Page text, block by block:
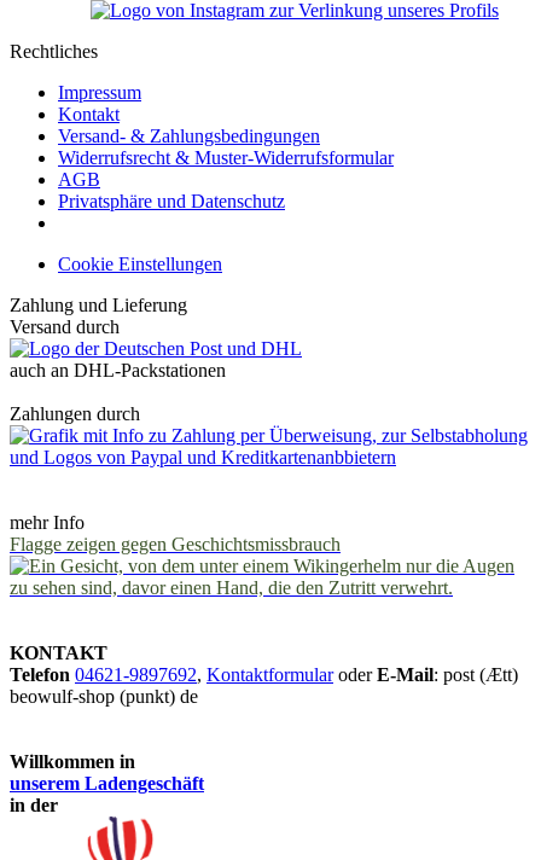
Rechtliches
Impressum
Kontakt
Versand- & Zahlungsbedingungen
Widerrufsrecht & Muster-Widerrufsformular
AGB
Privatsphäre und Datenschutz
Cookie Einstellungen
Zahlung und Lieferung
Versand durch
auch an DHL-Packstationen
Zahlungen durch
mehr Info
Flagge zeigen gegen Geschichtsmissbrauch
KONTAKT
Telefon 04621-9897692, KontaktformularoderE-Mail: post (Ætt)
beowulf-shop (punkt) de
Willkommen in
unserem Ladengeschäft
in der